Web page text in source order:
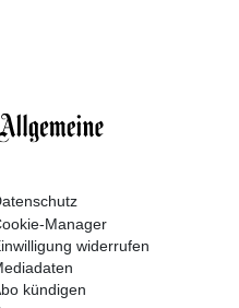
Manager
widerrufen
kündigen